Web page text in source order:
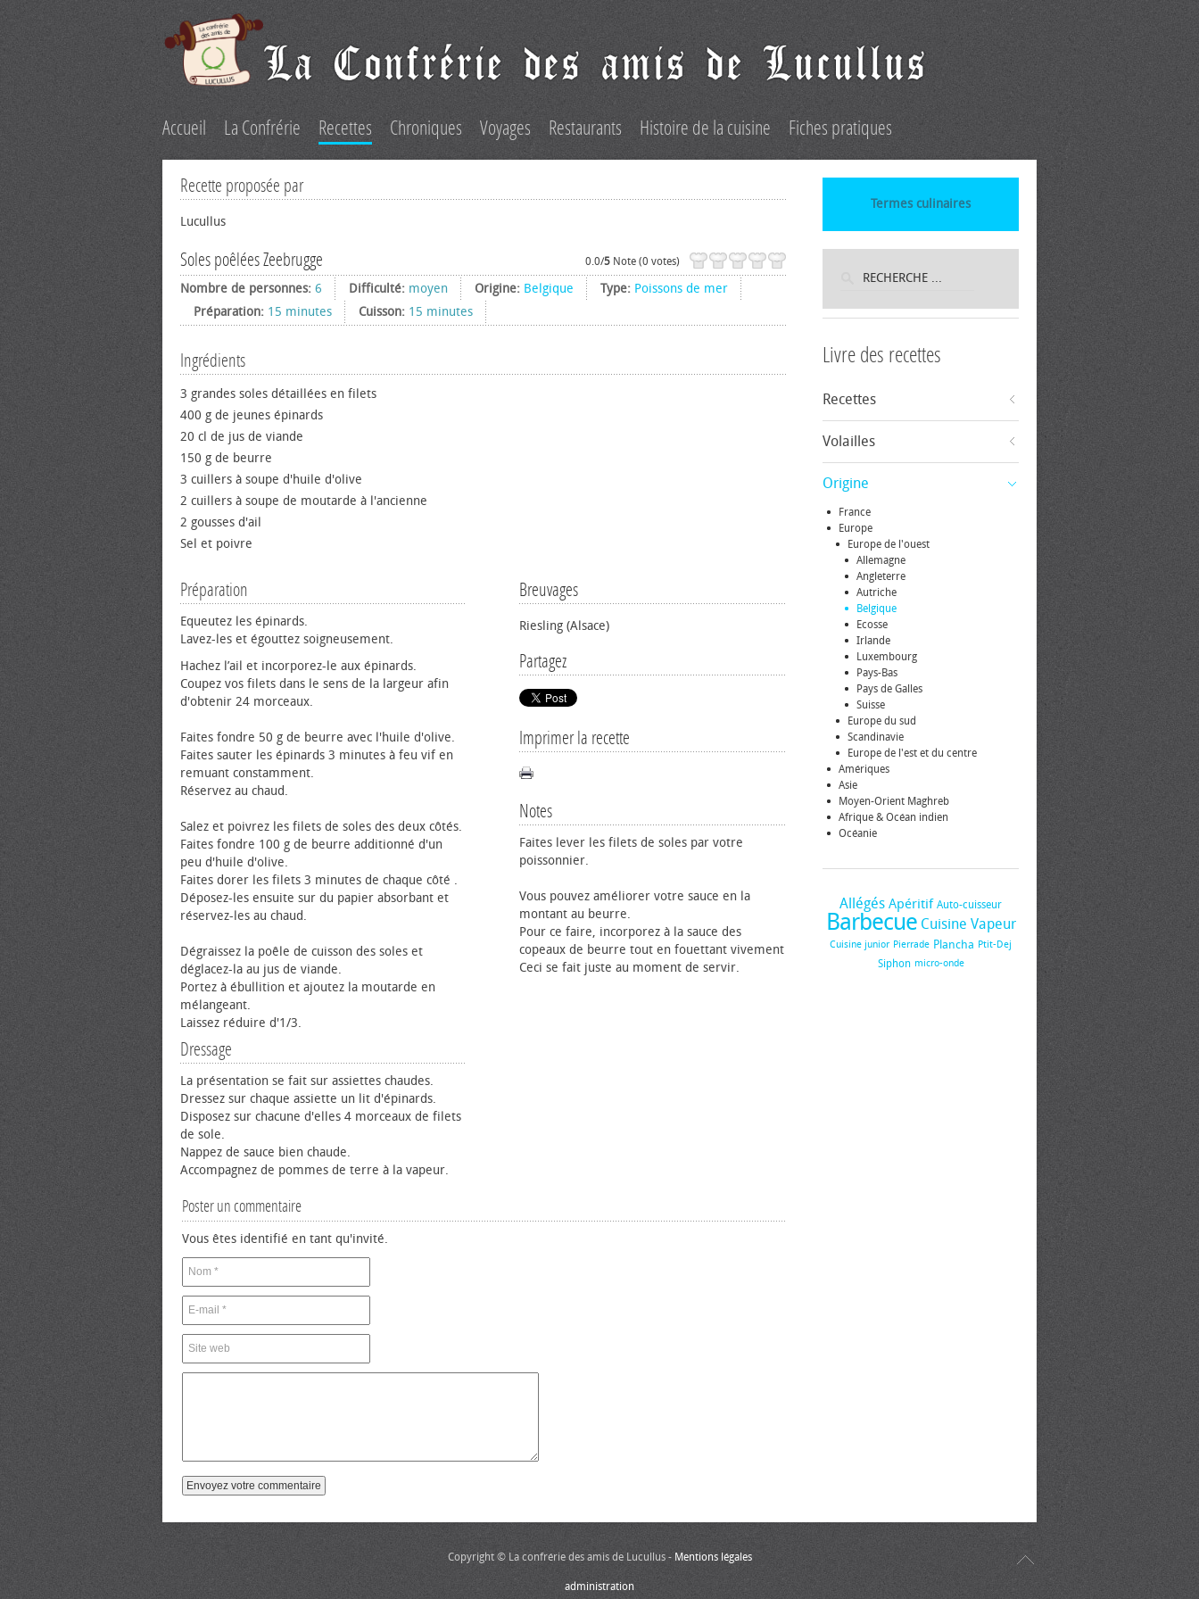
Accueil La Confrérie Recettes Chroniques Voyages Restaurants Histoire de la cuisine Fiches pratiques
Recette proposée par
Lucullus
Soles poêlées Zeebrugge 0.0/5 Note (0 votes)
Nombre de personnes: 6 Difficulté: moyen Origine: Belgique Type: Poissons de mer
Préparation: 15 minutes Cuisson: 15 minutes
Ingrédients
3 grandes soles détaillées en filets
400 g de jeunes épinards
20 cl de jus de viande
150 g de beurre
3 cuillers à soupe d'huile d'olive
2 cuillers à soupe de moutarde à l'ancienne
2 gousses d'ail
Sel et poivre
Breuvages
Riesling (Alsace)
Partagez
Imprimer la recette
Notes
Faites lever les filets de soles par votre
poissonnier.
Vous pouvez améliorer votre sauce en la
montant au beurre.
Pour ce faire, incorporez à la sauce des
copeaux de beurre tout en fouettant vivement
Ceci se fait juste au moment de servir.
Préparation
Equeutez les épinards.
Lavez-les et égouttez soigneusement.
Hachez l’ail et incorporez-le aux épinards.
Coupez vos filets dans le sens de la largeur afin
d'obtenir 24 morceaux.
Faites fondre 50 g de beurre avec l'huile d'olive.
Faites sauter les épinards 3 minutes à feu vif en
remuant constamment.
Réservez au chaud.
Salez et poivrez les filets de soles des deux côtés.
Faites fondre 100 g de beurre additionné d'un
peu d'huile d'olive.
Faites dorer les filets 3 minutes de chaque côté .
Déposez-les ensuite sur du papier absorbant et
réservez-les au chaud.
Dégraissez la poêle de cuisson des soles et
déglacez-la au jus de viande.
Portez à ébullition et ajoutez la moutarde en
mélangeant.
Laissez réduire d'1/3.
Dressage
La présentation se fait sur assiettes chaudes.
Dressez sur chaque assiette un lit d'épinards.
Disposez sur chacune d'elles 4 morceaux de filets
de sole.
Nappez de sauce bien chaude.
Accompagnez de pommes de terre à la vapeur.
Poster un commentaire
Vous êtes identifié en tant qu'invité.
Termes culinaires
Livre des recettes
Recettes
Volailles
Origine
France
Europe
Europe de l'ouest
Allemagne
Angleterre
Autriche
Belgique
Ecosse
Irlande
Luxembourg
Pays-Bas
Pays de Galles
Suisse
Europe du sud
Scandinavie
Europe de l'est et du centre
Amériques
Asie
Moyen-Orient Maghreb
Afrique & Océan indien
Océanie
Allégés Apéritif Auto-cuisseur
Barbecue Cuisine Vapeur
Cuisine junior Pierrade Plancha Ptit-Dej
Siphon micro-onde
Copyright © La confrérie des amis de Lucullus - Mentions légales
administration